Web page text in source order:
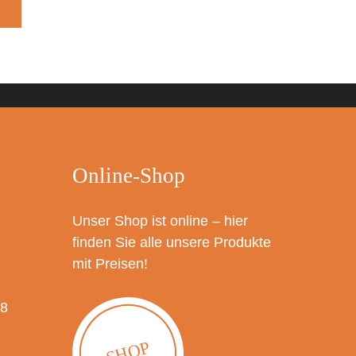
Online-Shop
Unser Shop ist online – hier
finden Sie alle unsere Produkte
mit Preisen!